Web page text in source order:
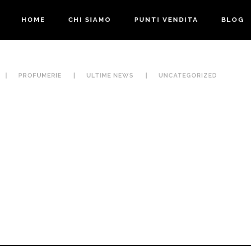
HOME CHI SIAMO PUNTI VENDITA BLOG
PROFUMERIE ULTIME NEWS UNCATEGORIZED